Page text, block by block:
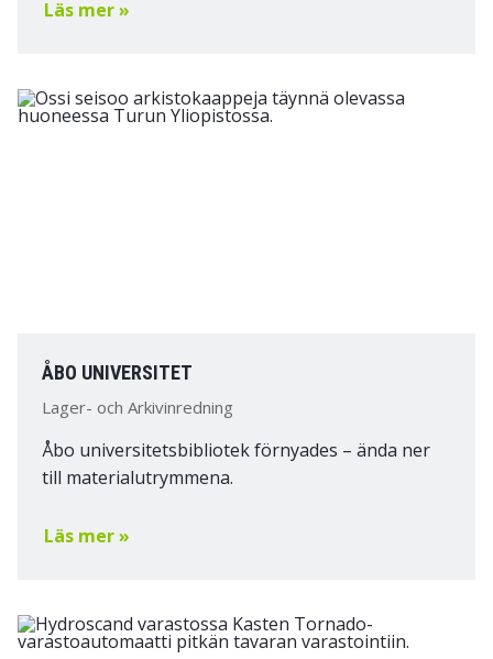
Läs mer »
ÅBO UNIVERSITET
Lager- och Arkivinredning
Åbo universitetsbibliotek förnyades – ända ner
till materialutrymmena.
Läs mer »